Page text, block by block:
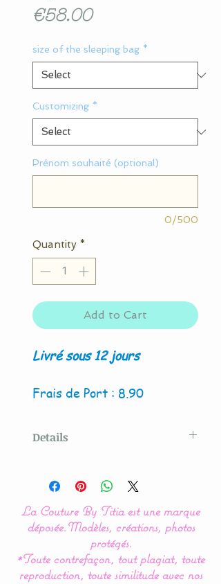
€58.00Price
size of the sleeping bag *
Customizing *
Prénom souhaité (optional)
0/500
Quantity *
Add to Cart
Livré sous 12 jours
Frais de Port : 8.90
Details
Couture By Titia
Nos modèles de turbulette,
gigoteuse sont
entièrement réalisés en
La Couture By Titia est une marque
déposée.Modèles, créations, photos
protégés.
*Toute contrefaçon, tout plagiat, toute
reproduction, toute similitude avec nos